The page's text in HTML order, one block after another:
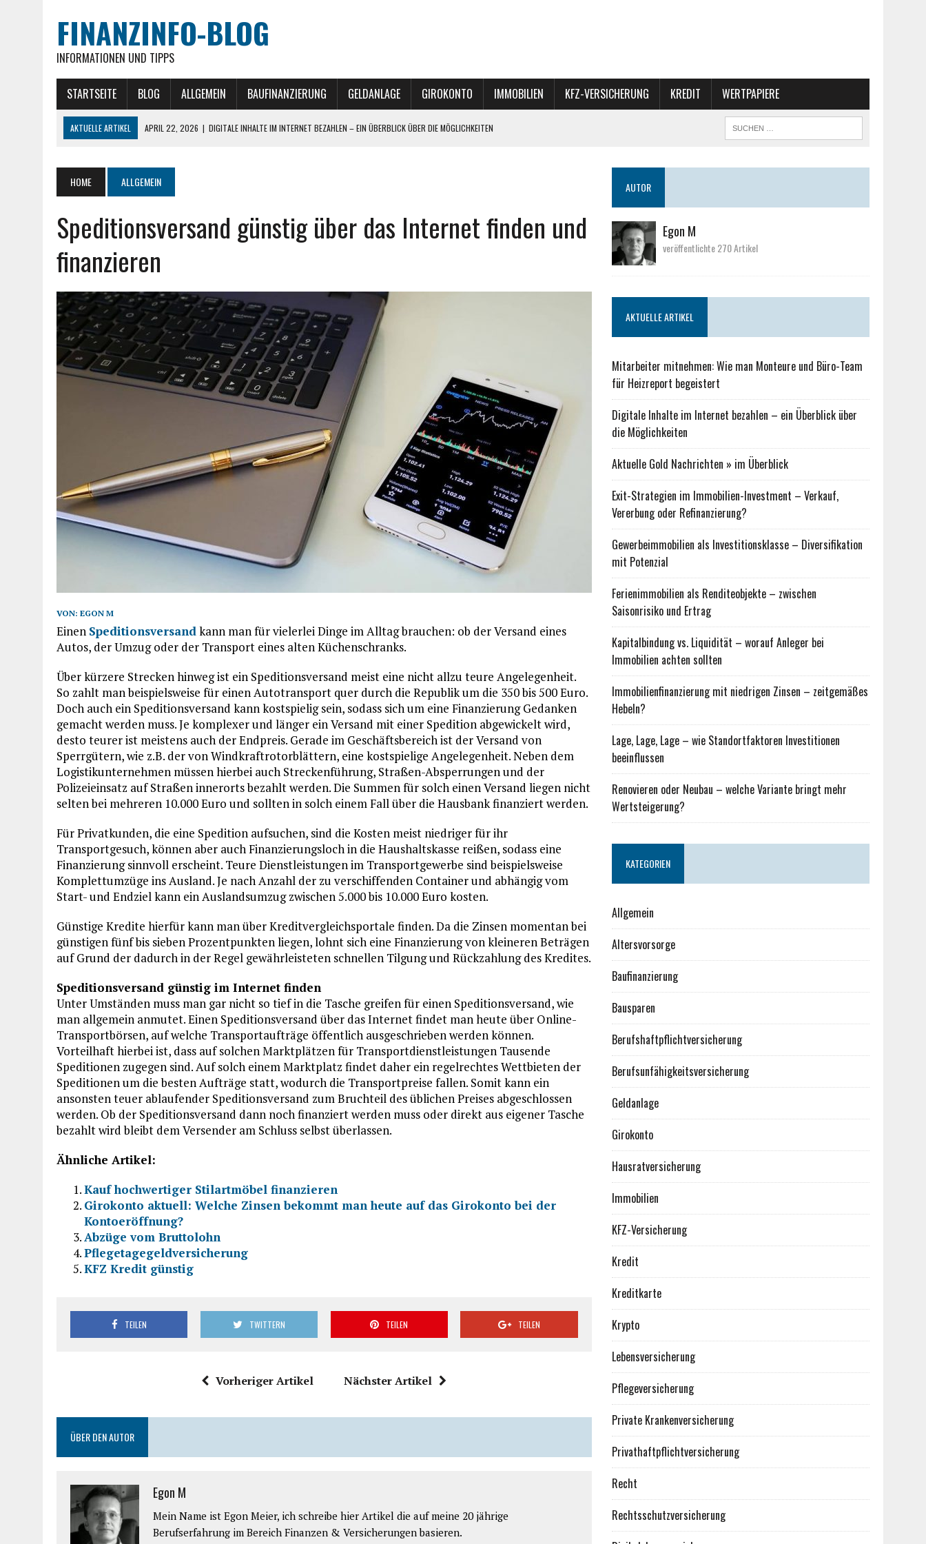
FINANZINFO-BLOG
INFORMATIONEN UND TIPPS
STARTSEITE BLOG ALLGEMEIN BAUFINANZIERUNG GELDANLAGE GIROKONTO IMMOBILIEN KFZ-VERSICHERUNG KREDIT WERTPAPIERE
AKTUELLE ARTIKEL APRIL 22, 2026 | DIGITALE INHALTE IM INTERNET BEZAHLEN – EIN ÜBERBLICK ÜBER DIE MÖGLICHKEITEN
NOVEMBER 20, 2025 | GEWERBEIMMOBILIEN ALS INVESTITIONSKLASSE – DIVERSIFIKATION MIT POTENZIAL
JULI 30, 2026 | MITARBEITER MITNEHMEN: WIE MAN MONTEURE UND BÜRO-TEAM FÜR HEIZREPORT BEGEISTERT
HOME ALLGEMEIN
Speditionsversand günstig über das Internet finden und
finanzieren
VON: EGON M
Einen Speditionsversandkann man für vielerlei Dinge im Alltag brauchen: ob der Versand eines
Autos, der Umzug oder der Transport eines alten Küchenschranks.
Über kürzere Strecken hinweg ist ein Speditionsversand meist eine nicht allzu teure Angelegenheit.
So zahlt man beispielsweise für einen Autotransport quer durch die Republik um die 350 bis 500 Euro.
Doch auch ein Speditionsversand kann kostspielig sein, sodass sich um eine Finanzierung Gedanken
gemacht werden muss. Je komplexer und länger ein Versand mit einer Spedition abgewickelt wird,
desto teurer ist meistens auch der Endpreis. Gerade im Geschäftsbereich ist der Versand von
Sperrgütern, wie z.B. der von Windkraftrotorblättern, eine kostspielige Angelegenheit. Neben dem
Logistikunternehmen müssen hierbei auch Streckenführung, Straßen-Absperrungen und der
Polizeieinsatz auf Straßen innerorts bezahlt werden. Die Summen für solch einen Versand liegen nicht
selten bei mehreren 10.000 Euro und sollten in solch einem Fall über die Hausbank finanziert werden.
Für Privatkunden, die eine Spedition aufsuchen, sind die Kosten meist niedriger für ihr
Transportgesuch, können aber auch Finanzierungsloch in die Haushaltskasse reißen, sodass eine
Finanzierung sinnvoll erscheint. Teure Dienstleistungen im Transportgewerbe sind beispielsweise
Komplettumzüge ins Ausland. Je nach Anzahl der zu verschiffenden Container und abhängig vom
Start- und Endziel kann ein Auslandsumzug zwischen 5.000 bis 10.000 Euro kosten.
Günstige Kredite hierfür kann man über Kreditvergleichsportale finden. Da die Zinsen momentan bei
günstigen fünf bis sieben Prozentpunkten liegen, lohnt sich eine Finanzierung von kleineren Beträgen
auf Grund der dadurch in der Regel gewährleisteten schnellen Tilgung und Rückzahlung des Kredites.
Speditionsversand günstig im Internet finden
Unter Umständen muss man gar nicht so tief in die Tasche greifen für einen Speditionsversand, wie
man allgemein anmutet. Einen Speditionsversand über das Internet findet man heute über Online-
Transportbörsen, auf welche Transportaufträge öffentlich ausgeschrieben werden können.
Vorteilhaft hierbei ist, dass auf solchen Marktplätzen für Transportdienstleistungen Tausende
Speditionen zugegen sind. Auf solch einem Marktplatz findet daher ein regelrechtes Wettbieten der
Speditionen um die besten Aufträge statt, wodurch die Transportpreise fallen. Somit kann ein
ansonsten teuer ablaufender Speditionsversand zum Bruchteil des üblichen Preises abgeschlossen
werden. Ob der Speditionsversand dann noch finanziert werden muss oder direkt aus eigener Tasche
bezahlt wird bleibt dem Versender am Schluss selbst überlassen.
Ähnliche Artikel:
Kauf hochwertiger Stilartmöbel finanzieren
Girokonto aktuell: Welche Zinsen bekommt man heute auf das Girokonto bei der
Kontoeröffnung?
Abzüge vom Bruttolohn
Pflegetagegeldversicherung
KFZ Kredit günstig
TEILEN TWITTERN TEILEN TEILEN
Vorheriger Artikel Nächster Artikel
ÜBER DEN AUTOR
Egon M
Mein Name ist Egon Meier, ich schreibe hier Artikel die auf meine 20 jährige
Berufserfahrung im Bereich Finanzen & Versicherungen basieren.
AUTOR
Egon M
veröffentlichte 270 Artikel
AKTUELLE ARTIKEL
Mitarbeiter mitnehmen: Wie man Monteure und Büro-Team
für Heizreport begeistert
Digitale Inhalte im Internet bezahlen – ein Überblick über
die Möglichkeiten
Aktuelle Gold Nachrichten » im Überblick
Exit-Strategien im Immobilien-Investment – Verkauf,
Vererbung oder Refinanzierung?
Gewerbeimmobilien als Investitionsklasse – Diversifikation
mit Potenzial
Ferienimmobilien als Renditeobjekte – zwischen
Saisonrisiko und Ertrag
Kapitalbindung vs. Liquidität – worauf Anleger bei
Immobilien achten sollten
Immobilienfinanzierung mit niedrigen Zinsen – zeitgemäßes
Hebeln?
Lage, Lage, Lage – wie Standortfaktoren Investitionen
beeinflussen
Renovieren oder Neubau – welche Variante bringt mehr
Wertsteigerung?
KATEGORIEN
Allgemein
Altersvorsorge
Baufinanzierung
Bausparen
Berufshaftpflichtversicherung
Berufsunfähigkeitsversicherung
Geldanlage
Girokonto
Hausratversicherung
Immobilien
KFZ-Versicherung
Kredit
Kreditkarte
Krypto
Lebensversicherung
Pflegeversicherung
Private Krankenversicherung
Privathaftpflichtversicherung
Recht
Rechtsschutzversicherung